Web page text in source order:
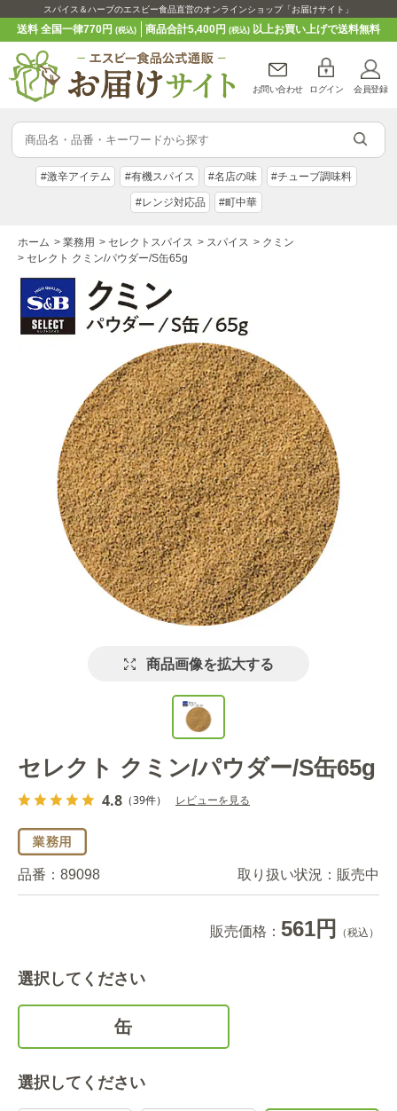
スパイス＆ハーブのエスビー食品直営のオンラインショップ「お届けサイト」
送料 全国一律770円(税込) 商品合計5,400円 (税込)以上お買い上げで送料無料
お問い合わせ ログイン 会員登録
#激辛アイテム #有機スパイス #名店の味 #チューブ調味料
#レンジ対応品 #町中華
ホーム > 業務用 > セレクトスパイス > スパイス > クミン
> セレクト クミン/パウダー/S缶65g
商品画像を拡大する
セレクト クミン/パウダー/S缶65g
4.8 （39件） レビューを見る
品番： 89098 取り扱い状況： 販売中
販売価格： 561円 （税込）
選択してください
缶
選択してください